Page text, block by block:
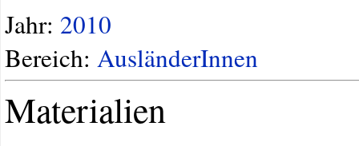
Jahr: 2010
Bereich: AusländerInnen
Materialien